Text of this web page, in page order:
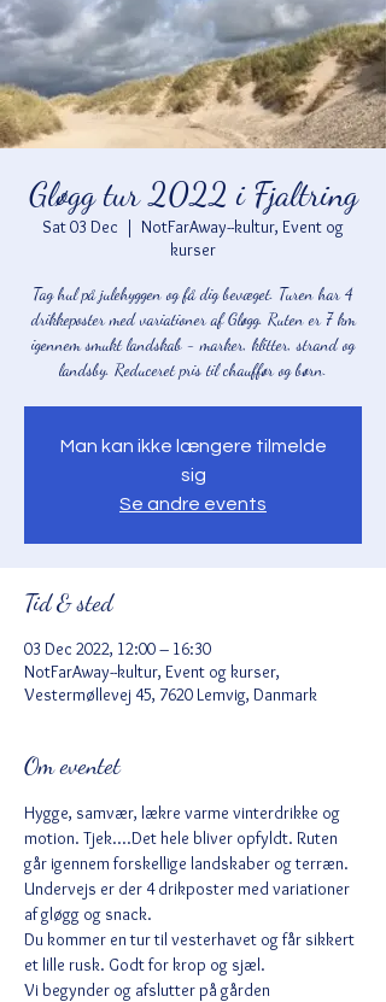
Gløgg tur 2022 i Fjaltring
Sat 03 Dec
  |
NotFarAway--kultur, Event og
kurser
Tag hul på julehyggen og få dig bevæget. Turen har 4
drikkeposter med variationer af Gløgg. Ruten er 7 km
igennem smukt landskab - marker, klitter, strand og
landsby. Reduceret pris til chauffør og børn.
Man kan ikke længere tilmelde
sig
Se andre events
Tid & sted
03 Dec 2022, 12:00 – 16:30
NotFarAway--kultur, Event og kurser,
Vestermøllevej 45, 7620 Lemvig, Danmark
Om eventet
Hygge, samvær, lækre varme vinterdrikke og
motion. Tjek....Det hele bliver opfyldt. Ruten
går igennem forskellige landskaber og terræn.
Undervejs er der 4 drikposter med variationer
af gløgg og snack.
Du kommer en tur til vesterhavet og får sikkert
et lille rusk. Godt for krop og sjæl.
Vi begynder og afslutter på gården